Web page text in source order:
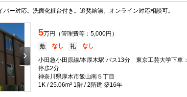
ー対応。洗面化粧台付き。追焚給湯。オンライン対応相談可。
5万円（管理費等：5,000円）
敷 なし 礼 なし
小田急小田原線/本厚木駅 バス13分 東京工芸大学下車：
停歩2分
神奈川県厚木市飯山南５丁目
1K / 25.06m² 1階 / 2階建 築16年